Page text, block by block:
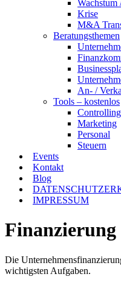
Wachstum
Krise
M&A
Beratungsthemen
An- /
Tools – kostenlos
Controlling
Marketing
Personal
Steuern
Events
Kontakt
Blog
IMPRESSUM
Finanzierung
Die
wichtigsten Aufgaben.